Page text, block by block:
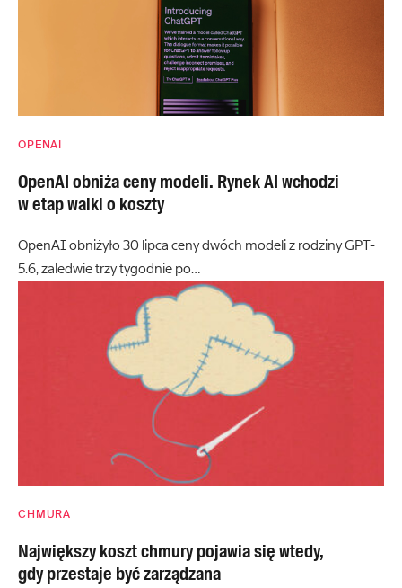
OPENAI
OpenAI obniża ceny modeli. Rynek AI wchodzi
w etap walki o koszty
OpenAI obniżyło 30 lipca ceny dwóch modeli z rodziny GPT-
5.6, zaledwie trzy tygodnie po…
CHMURA
Największy koszt chmury pojawia się wtedy,
gdy przestaje być zarządzana